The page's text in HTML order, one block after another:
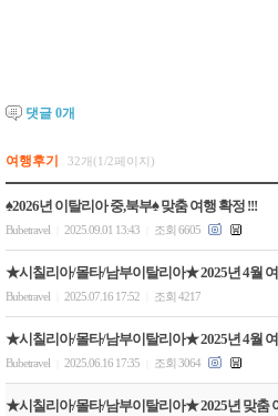
댓글 0개
여행후기 32개(1/2페이지)
♠2026년 이탈리아 중,북부♠ 맞춤 여행 확정 !!!
Bubetravel 2025.09.01 13:43 조회 6605
★시칠리아/몰타/남부이탈리아★ 2025년 4월
Bubetravel 2025.07.16 17:52 조회 4217
★시칠리아/몰타/남부이탈리아★ 2025년 4월
Bubetravel 2025.06.16 17:35 조회 3064
★시칠리아/몰타/남부이탈리아★ 2025년 맞춤